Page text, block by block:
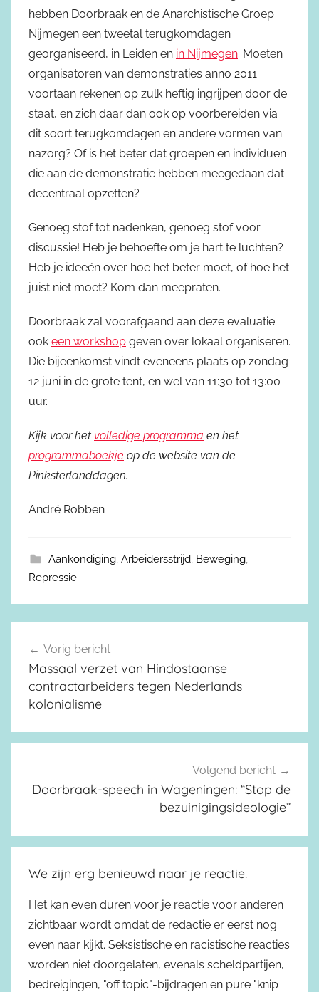
hebben Doorbraak en de Anarchistische Groep
Nijmegen een tweetal terugkomdagen
georganiseerd, in Leiden en in Nijmegen. Moeten
organisatoren van demonstraties anno 2011
voortaan rekenen op zulk heftig ingrijpen door de
staat, en zich daar dan ook op voorbereiden via
dit soort terugkomdagen en andere vormen van
nazorg? Of is het beter dat groepen en individuen
die aan de demonstratie hebben meegedaan dat
decentraal opzetten?
Genoeg stof tot nadenken, genoeg stof voor
discussie! Heb je behoefte om je hart te luchten?
Heb je ideeën over hoe het beter moet, of hoe het
juist niet moet? Kom dan meepraten.
Doorbraak zal voorafgaand aan deze evaluatie
ook een workshop geven over lokaal organiseren.
Die bijeenkomst vindt eveneens plaats op zondag
12 juni in de grote tent, en wel van 11:30 tot 13:00
uur.
Kijk voor het volledige programma en het
programmaboekje op de website van de
Pinksterlanddagen.
André Robben
Aankondiging, Arbeidersstrijd, Beweging,
Repressie
Berichtnavigatie
Vorig bericht
Massaal verzet van Hindostaanse
contractarbeiders tegen Nederlands
kolonialisme
Volgend bericht
Doorbraak-speech in Wageningen: “Stop de
bezuinigingsideologie”
We zijn erg benieuwd naar je reactie.
Het kan even duren voor je reactie voor anderen
zichtbaar wordt omdat de redactie er eerst nog
even naar kijkt. Seksistische en racistische reacties
worden niet doorgelaten, evenals scheldpartijen,
bedreigingen, "off topic"-bijdragen en pure "knip